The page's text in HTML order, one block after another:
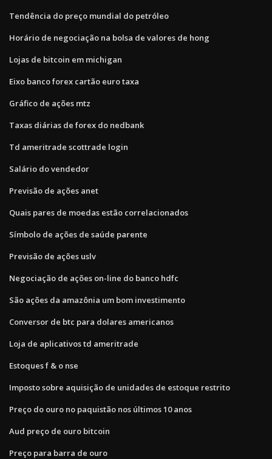
Tendência do preço mundial do petróleo
Horário de negociação na bolsa de valores de hong
Lojas de bitcoin em michigan
Eixo banco forex cartão euro taxa
Gráfico de ações mtz
Taxas diárias de forex do nedbank
Td ameritrade scottrade login
Salário do vendedor
Previsão de ações anet
Quais pares de moedas estão correlacionados
Símbolo de ações de saúde parente
Previsão de ações uslv
Negociação de ações on-line do banco hdfc
São ações da amazônia um bom investimento
Conversor de btc para dolares americanos
Loja de aplicativos td ameritrade
Estoques f & o nse
Imposto sobre aquisição de unidades de estoque restrito
Preço do ouro no paquistão nos últimos 10 anos
Aud preço de ouro bitcoin
Preço para barra de ouro